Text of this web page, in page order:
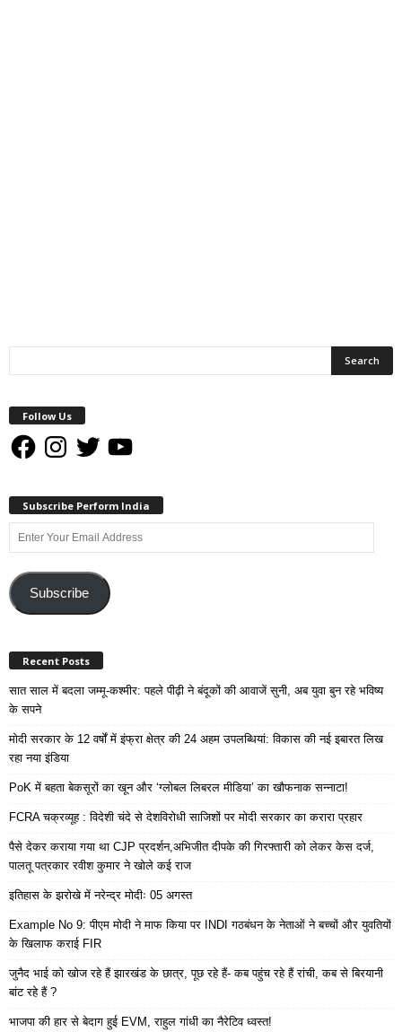
Follow Us
FacebookInstagram
Twitter YouTube
Subscribe Perform India
Enter
Your
AddressSubscribe
Recent Posts
सात साल में बदला जम्मू-कश्मीर: पहले पीढ़ी ने बंदूकों की आवाजें सुनी, अब युवा बुन रहे भविष्य
के सपने
मोदी सरकार के 12 वर्षों में इंफ्रा क्षेत्र की 24 अहम उपलब्धियां: विकास की नई इबारत लिख
रहा नया इंडिया
PoK में बहता बेकसूरों का खून और ‘ग्लोबल लिबरल मीडिया’ का खौफनाक सन्नाटा!
FCRA चक्रव्यूह : विदेशी चंदे से देशविरोधी साजिशों पर मोदी सरकार का करारा प्रहार
पैसे देकर कराया गया था CJP प्रदर्शन,अभिजीत दीपके की गिरफ्तारी को लेकर केस दर्ज,
पालतू पत्रकार रवीश कुमार ने खोले कई राज
इतिहास के झरोखे में नरेन्द्र मोदीः 05 अगस्त
Example No 9: पीएम मोदी ने माफ किया पर INDI गठबंधन के नेताओं ने बच्चों और युवतियों
के खिलाफ कराई FIR
जुनैद भाई को खोज रहे हैं झारखंड के छात्र, पूछ रहे हैं- कब पहुंच रहे हैं रांची, कब से बिरयानी
बांट रहे हैं ?
भाजपा की हार से बेदाग हुई EVM, राहुल गांधी का नैरेटिव ध्वस्त!